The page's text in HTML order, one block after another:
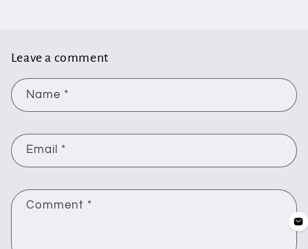
Leave a comment
Name *
Email *
Comment *